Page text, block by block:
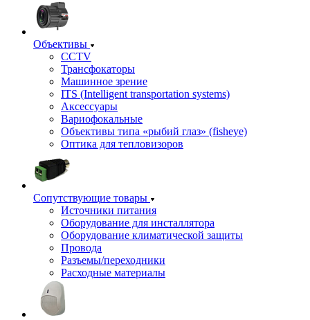
Объективы
CCTV
Трансфокаторы
Машинное зрение
ITS (Intelligent transportation systems)
Аксессуары
Вариофокальные
Объективы типа «рыбий глаз» (fisheye)
Оптика для тепловизоров
Сопутствующие товары
Источники питания
Оборудование для инсталлятора
Оборудование климатической защиты
Провода
Разъемы/переходники
Расходные материалы